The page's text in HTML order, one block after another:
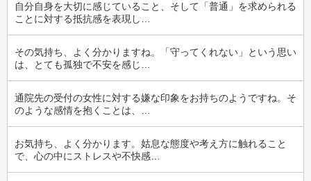
自分自身を大切に感じていること、そして「普通」を求められる
ことに対する抵抗感を表現し…
その気持ち、よく分かりますね。「守ってくれない」という思い
は、とても孤独で不安を感じ…
通院先の受付の女性に対する嫌な印象をお持ちのようですね。そ
のような感情を抱くことは、…
お気持ち、よく分かります。姑息な態度や考え方に触れること
で、心の中にストレスや不快感…